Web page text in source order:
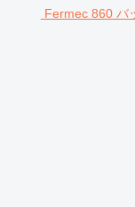
Fermec 860 バ